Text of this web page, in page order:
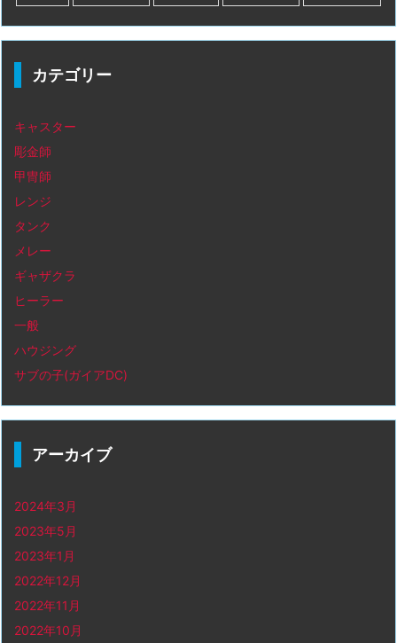
カテゴリー
キャスター
彫金師
甲冑師
レンジ
タンク
メレー
ギャザクラ
ヒーラー
一般
ハウジング
サブの子(ガイアDC)
アーカイブ
2024年3月
2023年5月
2023年1月
2022年12月
2022年11月
2022年10月